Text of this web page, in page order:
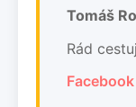
Tomáš
Rád
Facebook